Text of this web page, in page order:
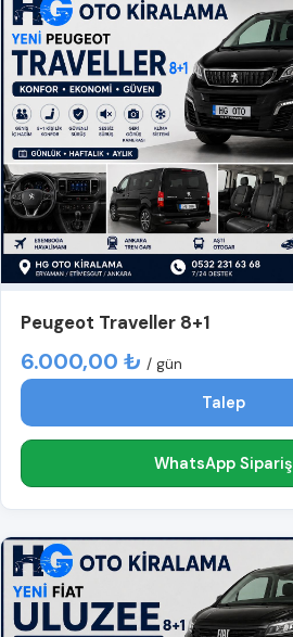
Peugeot Traveller 8+1
6.000,00 ₺ / gün
Talep
WhatsApp Sipariş